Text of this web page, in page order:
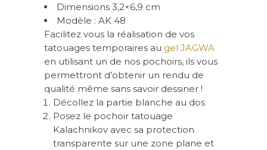
Dimensions 3,2×6,9 cm
Modèle : AK 48
Facilitez vous la réalisation de vos
tatouages temporaires au gel JAGWA
en utilisant un de nos pochoirs, ils vous
permettront d’obtenir un rendu de
qualité même sans savoir dessiner !
Décollez la partie blanche au dos
Posez le pochoir tatouage
Kalachnikov avec sa protection
transparente sur une zone plane et